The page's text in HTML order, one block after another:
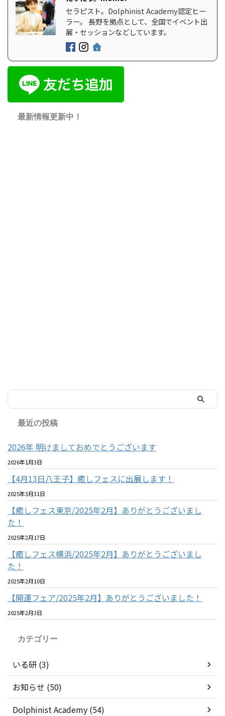
セラピスト。Dolphinist Academy認定ヒー
ラー。 長野を拠点として、全国でイベント出
展・セッションなどしています。
最新情報更新中！
最近の投稿
2026年 明けましておめでとうございます
2026年1月3日
【4月13日八王子】癒しフェスに出展します！
2025年3月31日
【癒しフェス東京/2025年2月】ありがとうございまし
た！
2025年2月17日
【癒しフェス横浜/2025年2月】ありがとうございまし
た！
2025年2月10日
【開運フェア/2025年2月】ありがとうございました！
2025年2月3日
カテゴリー
いる研 (3)
お知らせ (50)
Dolphinist Academy (54)